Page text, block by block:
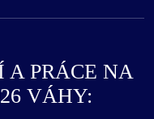
A PRÁCE NA
VÁHY: